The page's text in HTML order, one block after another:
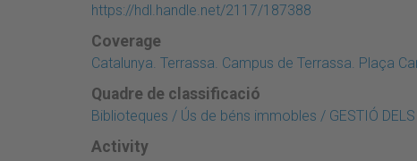
https://hdl.handle.net/2117/187388
Coverage
Catalunya. Terrassa. Campus de Terrassa. Plaça
Quadre de classificació
Biblioteques / Ús de béns immobles / GESTIÓ DELS
Activity